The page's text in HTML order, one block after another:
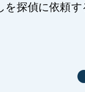
を探偵に依頼す